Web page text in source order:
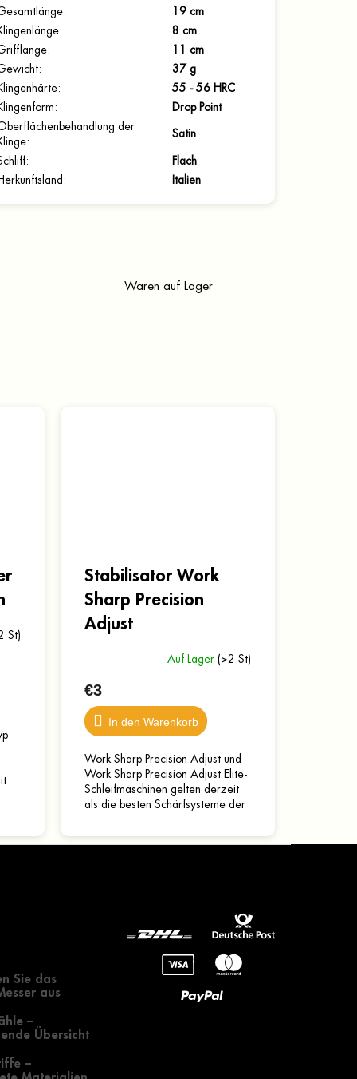
:
19 cm
:
8 cm
:
11 cm
:
37 g
:
55 - 56 HRC
:
Drop Point
der
:
Satin
:
Flach
: Italien
Waren auf Lager
St)
Stabilisator Work
Sharp Precision
Adjust
Auf Lager (>2 St)
€3
In den Warenkorb
Work Sharp Precision Adjust und
Work Sharp Precision Adjust Elite-
Schleifmaschinen gelten derzeit
als die besten Schärfsysteme der
selbst bei...
Sie das
aus
–
Übersicht
–